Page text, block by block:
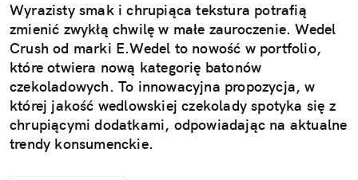
Wyrazisty smak i chrupiąca tekstura potrafią
zmienić zwykłą chwilę w małe zauroczenie. Wedel
Crush od marki E.Wedel to nowość w portfolio,
które otwiera nową kategorię batonów
czekoladowych. To innowacyjna propozycja, w
której jakość wedlowskiej czekolady spotyka się z
chrupiącymi dodatkami, odpowiadając na aktualne
trendy konsumenckie.